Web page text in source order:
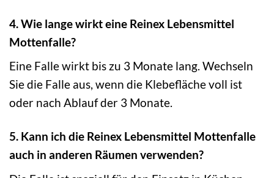
4. Wie lange wirkt eine Reinex Lebensmittel
Mottenfalle?
Eine Falle wirkt bis zu 3 Monate lang. Wechseln
Sie die Falle aus, wenn die Klebefläche voll ist
oder nach Ablauf der 3 Monate.
5. Kann ich die Reinex Lebensmittel Mottenfalle
auch in anderen Räumen verwenden?